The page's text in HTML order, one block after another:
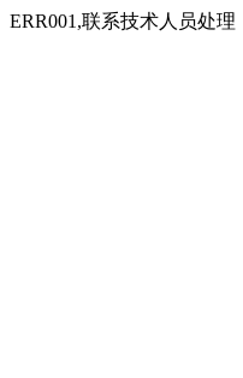
ERR001,联系技术人员处理